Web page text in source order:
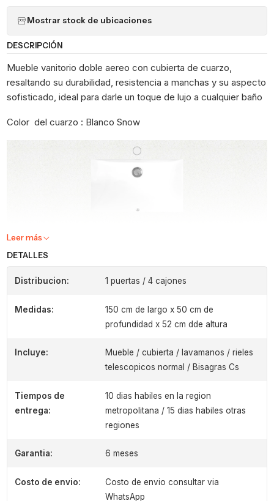
Mostrar stock de ubicaciones
DESCRIPCIÓN
Mueble vanitorio doble aereo con cubierta de cuarzo,
resaltando su durabilidad, resistencia a manchas y su aspecto
sofisticado, ideal para darle un toque de lujo a cualquier baño
Color del cuarzo : Blanco Snow
Leer más
DETALLES
Distribucion: 1 puertas / 4 cajones
Medidas:
150 cm de largo x 50 cm de
profundidad x 52 cm dde altura
Incluye:
Mueble / cubierta / lavamanos / rieles
telescopicos normal / Bisagras Cs
Tiempos de
entrega:
10 dias habiles en la region
metropolitana / 15 dias habiles otras
regiones
Garantia: 6 meses
Costo de envio:
Costo de envio consultar via
WhatsApp